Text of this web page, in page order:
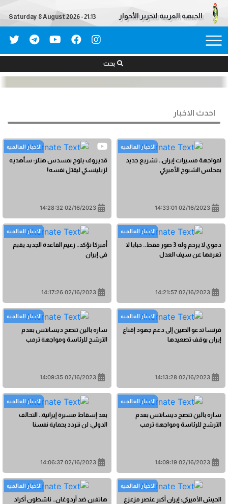
الجبهة العربية لتحرير الأحواز Saturday 8 August 2026 - 21:13
بحث
احدث الاخبار
الاخبار العالمیه
لمواجهة مسيرات إيران.. تشريع جديد
بمجلس الشيوخ الأميركي
02/16/2023 14:33:01
الاخبار العالمیه
قديروف يلوح بمسدس هتلر: سأهديه
لزيلينسكي ليقتل نفسه!
02/16/2023 14:28:32
الاخبار العالمیه
دموي لا يرحم وله 3 صور فقط.. خبايا لا
تعرفها عن سيف العدل
02/16/2023 14:21:57
الاخبار العالمیه
أميركا تؤكد.. زعيم القاعدة الجديد يقيم
في إيران
02/16/2023 14:17:26
الاخبار العالمیه
فرنسا ‏تدعو الصين إلى دعم جهود إقناع
إيران بوقف تصعيدها
02/16/2023 14:13:28
الاخبار العالمیه
ساره بالين تنصح ديسانتس بعدم
الترشح للرئاسة ومواجهة ترمب
02/16/2023 14:09:35
الاخبار العالمیه
ساره بالين تنصح ديسانتس بعدم
الترشح للرئاسة ومواجهة ترمب
02/16/2023 14:09:19
الاخبار العالمیه
بعد إسقاط مسيرة إيرانية.. التحالف
الدولي: لن نتردد بحماية نفسنا
02/16/2023 14:06:37
الاخبار العالمیه
الجيش الأميركي: إيران أكبر عنصر مزعزع
الاخبار العالمیه
هاتفين ضد أردوغان.. ناشطون أكراد